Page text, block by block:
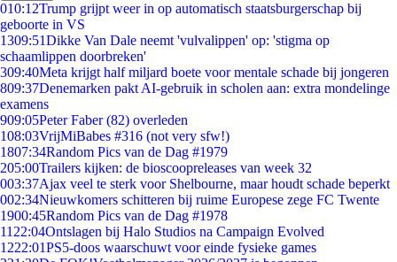
010:12Trump grijpt weer in op automatisch staatsburgerschap bij
geboorte in VS
1309:51Dikke Van Dale neemt 'vulvalippen' op: 'stigma op
schaamlippen doorbreken'
309:40Meta krijgt half miljard boete voor mentale schade bij jongeren
809:37Denemarken pakt AI-gebruik in scholen aan: extra mondelinge
examens
909:05Peter Faber (82) overleden
108:03VrijMiBabes #316 (not very sfw!)
1807:34Random Pics van de Dag #1979
205:00Trailers kijken: de bioscoopreleases van week 32
003:37Ajax veel te sterk voor Shelbourne, maar houdt schade beperkt
002:34Nieuwkomers schitteren bij ruime Europese zege FC Twente
1900:45Random Pics van de Dag #1978
11 22:04Ontslagen bij Halo Studios na Campaign Evolved
1222:01PS5-doos waarschuwt voor einde fysieke games